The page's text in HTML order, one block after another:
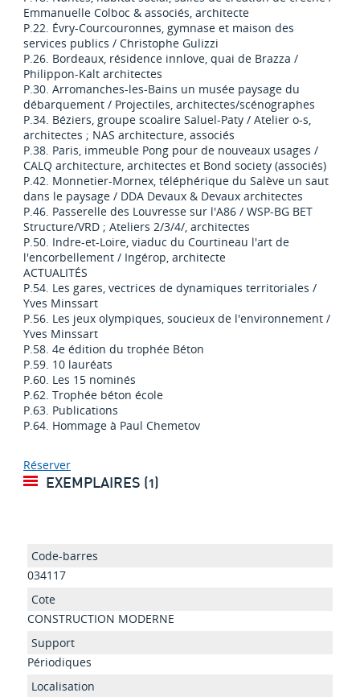
Emmanuelle Colboc & associés, architecte
P.22. Évry-Courcouronnes, gymnase et maison des
services publics / Christophe Gulizzi
P.26. Bordeaux, résidence innlove, quai de Brazza /
Philippon-Kalt architectes
P.30. Arromanches-les-Bains un musée paysage du
débarquement / Projectiles, architectes/scénographes
P.34. Béziers, groupe scoalire Saluel-Paty / Atelier o-s,
architectes ; NAS architecture, associés
P.38. Paris, immeuble Pong pour de nouveaux usages /
CALQ architecture, architectes et Bond society (associés)
P.42. Monnetier-Mornex, téléphérique du Salève un saut
dans le paysage / DDA Devaux & Devaux architectes
P.46. Passerelle des Louvresse sur l'A86 / WSP-BG BET
Structure/VRD ; Ateliers 2/3/4/, architectes
P.50. Indre-et-Loire, viaduc du Courtineau l'art de
l'encorbellement / Ingérop, architecte
ACTUALITÉS
P.54. Les gares, vectrices de dynamiques territoriales /
Yves Minssart
P.56. Les jeux olympiques, soucieux de l'environnement /
Yves Minssart
P.58. 4e édition du trophée Béton
P.59. 10 lauréats
P.60. Les 15 nominés
P.62. Trophée béton école
P.63. Publications
P.64. Hommage à Paul Chemetov
Réserver
EXEMPLAIRES (1)
034117
CONSTRUCTION MODERNE
Périodiques